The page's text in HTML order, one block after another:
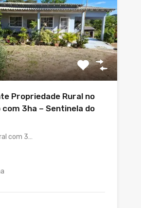
Propriedade Rural no
3ha – Sentinela do
com 3…